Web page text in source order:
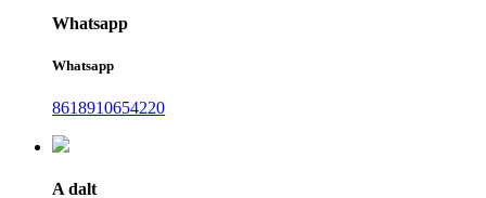
Whatsapp
Whatsapp
8618910654220
A dalt